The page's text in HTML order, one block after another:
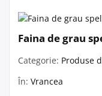
Faina de grau
Categorie: Produse
În: Vrancea